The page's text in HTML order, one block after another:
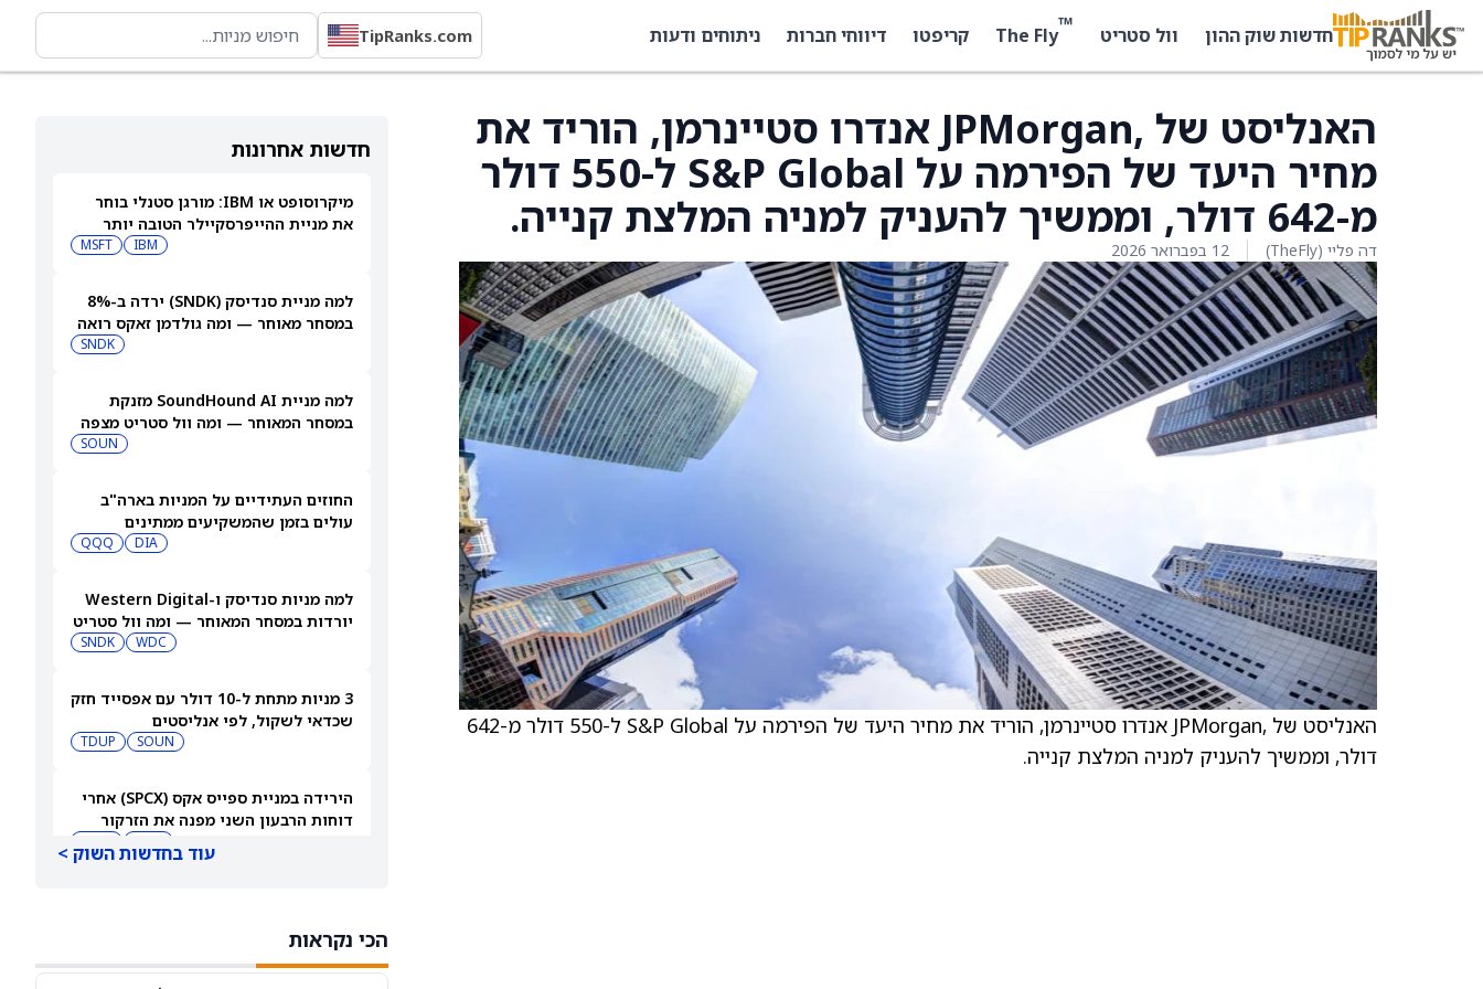
חדשות שוק ההון וול סטריט ™
The Fly קריפטו דיווחי חברות ניתוחים ודעות TipRanks.com
חדשות אחרונות
מיקרוסופט או IBM: מורגן סטנלי בוחר
את מניית ההייפרסקיילר הטובה יותר
IBM
MSFT
למה מניית סנדיסק (SNDK) ירדה ב-8%
במסחר מאוחר — ומה גולדמן זאקס רואה
SNDK
למה מניית SoundHound AI מזנקת
במסחר המאוחר — ומה וול סטריט מצפה
SOUN
החוזים העתידיים על המניות בארה"ב
עולים בזמן שהמשקיעים ממתינים
DIA
QQQ
למה מניות סנדיסק ו-Western Digital
יורדות במסחר המאוחר — ומה וול סטריט
WDC
SNDK
3 מניות מתחת ל-10 דולר עם אפסייד חזק
שכדאי לשקול, לפי אנליסטים
SOUN
TDUP
הירידה במניית ספייס אקס (SPCX) אחרי
דוחות הרבעון השני מפנה את הזרקור
לקרנות סל חלל עם חשיפה גבוהה
מחירי היעד. הנה הסיבה
עוד בחדשות השוק >
הכי נקראות
האנליסט של ,JPMorgan אנדרו סטיינרמן, הוריד את
מחיר היעד של הפירמה על S&P Global ל-550 דולר
מ-642 דולר, וממשיך להעניק למניה המלצת קנייה.
דה פליי (TheFly) 12 בפברואר 2026
האנליסט של ,JPMorgan אנדרו סטיינרמן, הוריד את מחיר היעד של הפירמה על S&P Global ל-550 דולר מ-642
דולר, וממשיך להעניק למניה המלצת קנייה.